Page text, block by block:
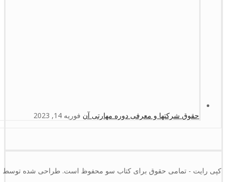
حقوق شرکتها و معرفی دوره مهارتی آن فوریه 14, 2023
کپی رایت - تمامی حقوق برای کتاب سو محفوظ است. طراحی شده